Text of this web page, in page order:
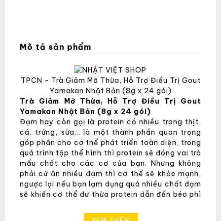
Mô tả sản phẩm
TPCN - Trà Giảm Mỡ Thừa, Hỗ Trợ Điều Trị Gout
Yamakan Nhật Bản (8g x 24 gói)
Trà Giảm Mỡ Thừa, Hỗ Trợ Điều Trị Gout
Yamakan Nhật Bản (8g x 24 gói)
Đạm hay còn gọi là protein có nhiều trong thịt,
cá, trứng, sữa… là một thành phần quan trọng
góp phần cho cơ thể phát triển toàn diện, trong
quá trình tập thể hình thì protein sẽ đóng vai trò
mấu chốt cho các cơ của bạn. Nhưng không
phải cứ ăn nhiều đạm thì cơ thể sẽ khỏe mạnh,
ngược lại nếu bạn lạm dụng quá nhiều chất đạm
sẽ khiến cơ thể dư thừa protein dẫn đến béo phì
Trà hỗ trợ đào thải mỡ thừa, điều trị gout